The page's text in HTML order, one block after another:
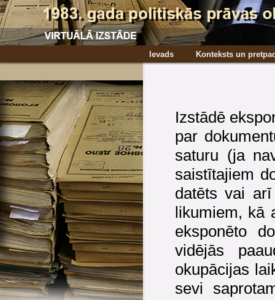
Izstādē
par
saturu (ja
saistītajiem
datēts vai
likumiem, kā
eksponēto
vidējās
okupācijas
sevi
Ievads Konteksts un